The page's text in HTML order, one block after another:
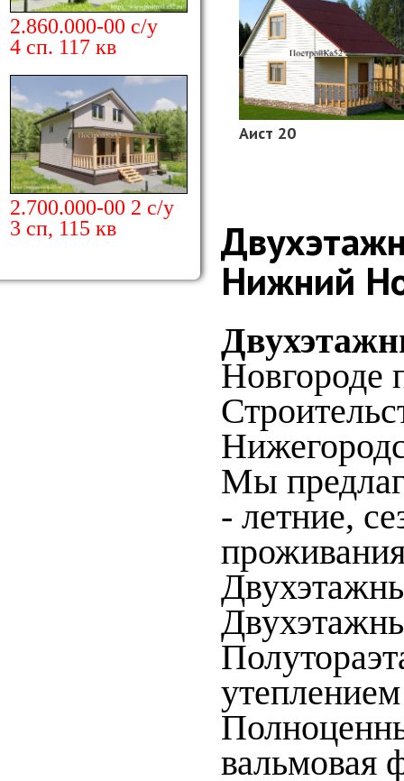
Аист 20
Нижний
Новгороде
Мы
- летние,
вальмовая
2.860.000-00 с/у
4 сп. 117 кв
2.700.000-00 2 с/у
3 сп, 115 кв